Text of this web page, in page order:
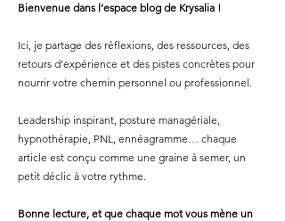
Bienvenue dans l’espace blog de Krysalia !
Ici, je partage des réflexions, des ressources, des
retours d’expérience et des pistes concrètes pour
nourrir votre chemin personnel ou professionnel.
Leadership inspirant, posture managériale,
hypnothérapie, PNL, ennéagramme… chaque
article est conçu comme une graine à semer, un
petit déclic à votre rythme.
Bonne lecture, et que chaque mot vous mène un